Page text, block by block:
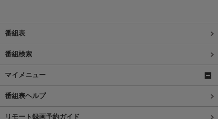
番組表
番組検索
マイメニュー
番組表ヘルプ
リモート録画予約ガイド